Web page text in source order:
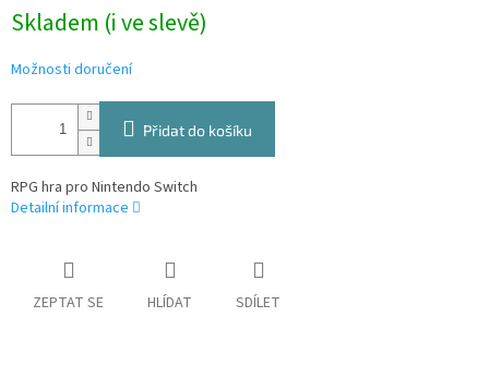
cena:
Skladem (i ve slevě)
Možnosti doručení
Přidat do košíku
RPG hra pro Nintendo Switch
Detailní informace
ZEPTAT SE HLÍDAT SDÍLET